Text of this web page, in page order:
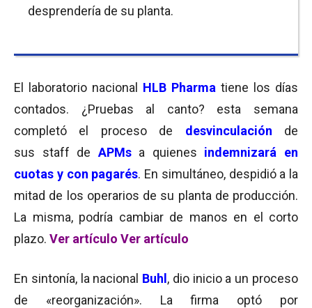
desprendería de su planta.
El laboratorio nacional HLB Pharma tiene los días
contados. ¿Pruebas al canto? esta semana
completó el proceso de desvinculación
de
sus staff de APMsa quienes indemnizará en
cuotas y con pagarés. En simultáneo, despidió a la
mitad de los operarios de su planta de producción.
La misma, podría cambiar de manos en el corto
plazo. Ver artículo Ver artículo
En sintonía, la nacional Buhl , dio inicio a un proceso
de «reorganización». La firma optó por